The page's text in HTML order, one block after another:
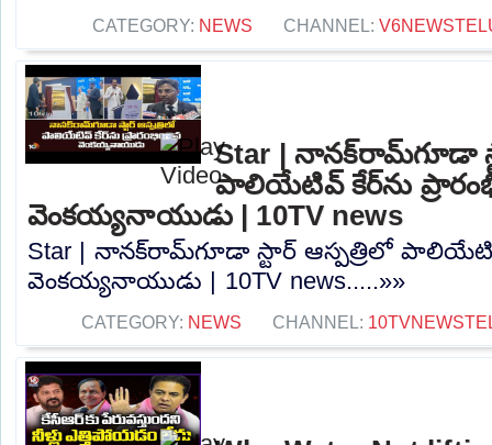
CATEGORY: NEWS CHANNEL:
Star | నానక్‌రామ్‌గూడా
పాలియేటివ్ కేర్‌ను
వెంకయ్యనాయుడు | 10TV news
Star | నానక్‌రామ్‌గూడా స్టార్ ఆస్పత్రిలో
వెంకయ్యనాయుడు | 10TV news.....»»
CATEGORY: NEWS CHANNEL: